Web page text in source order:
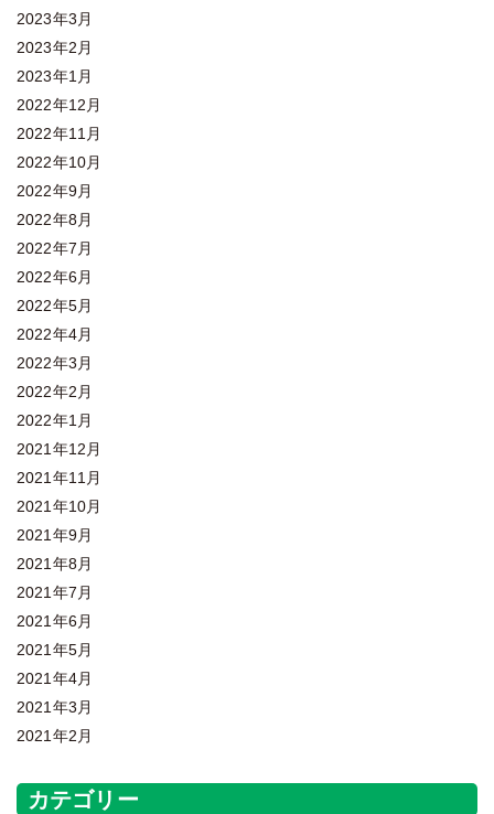
2023年3月
2023年2月
2023年1月
2022年12月
2022年11月
2022年10月
2022年9月
2022年8月
2022年7月
2022年6月
2022年5月
2022年4月
2022年3月
2022年2月
2022年1月
2021年12月
2021年11月
2021年10月
2021年9月
2021年8月
2021年7月
2021年6月
2021年5月
2021年4月
2021年3月
2021年2月
カテゴリー